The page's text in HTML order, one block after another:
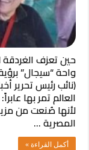
واحة “سيجال”
(نائب رئيس تحرير
العالم تمر بها
لأنها صُنعت من
المصرية …
أكمل القراءة »